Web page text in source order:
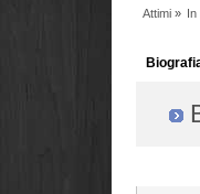
Attimi»